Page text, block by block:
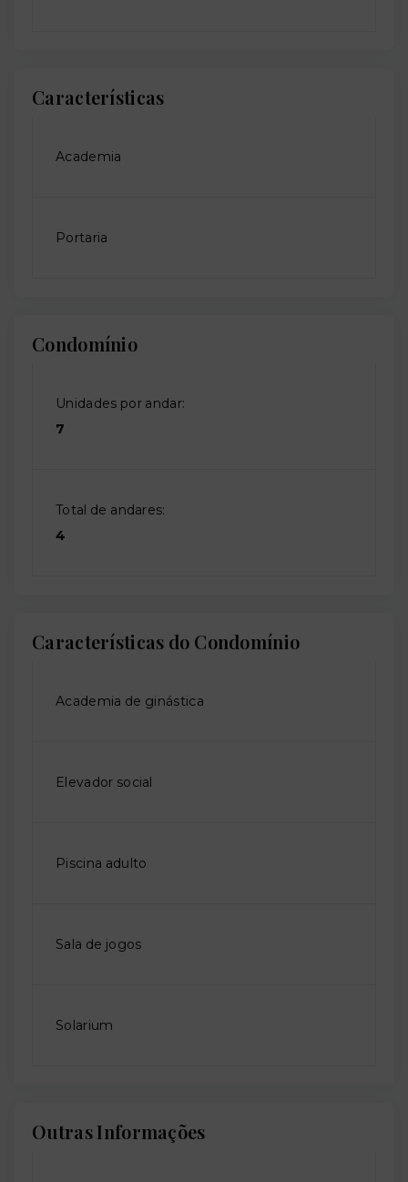
Características
Academia
Portaria
Condomínio
Unidades por andar:
7
Total de andares:
4
Características do Condomínio
Academia de ginástica
Elevador social
Piscina adulto
Sala de jogos
Solarium
Outras Informações